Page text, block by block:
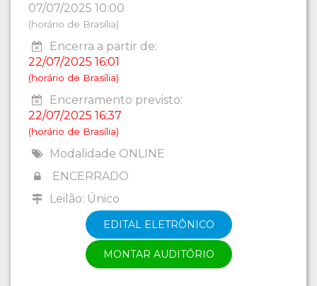
07/07/2025 10:00
(horário de Brasília)
Encerra a partir de:
22/07/2025 16:01
(horário de Brasília)
Encerramento previsto:
22/07/2025 16:37
(horário de Brasília)
Modalidade ONLINE
ENCERRADO
Leilão: Único
EDITAL ELETRÔNICO
MONTAR AUDITÓRIO